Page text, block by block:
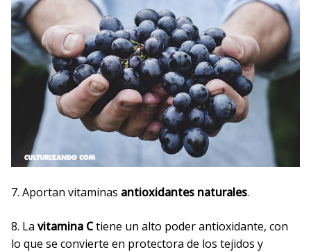
7. Aportan vitaminas antioxidantes naturales.
8. La vitamina Ctiene un alto poder antioxidante, con
lo que se convierte en protectora de los tejidos y